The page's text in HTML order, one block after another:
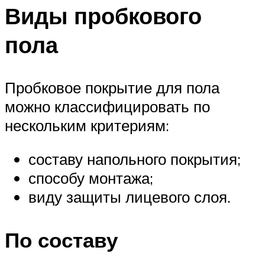
Виды пробкового
пола
Пробковое покрытие для пола
можно классифицировать по
нескольким критериям:
составу напольного покрытия;
способу монтажа;
виду защиты лицевого слоя.
По составу